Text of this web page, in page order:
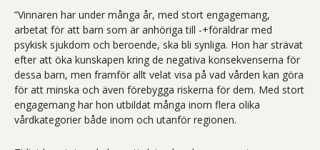
”Vinnaren har under många år, med stort engagemang,
arbetat för att barn som är anhöriga till -+föräldrar med
psykisk sjukdom och beroende, ska bli synliga. Hon har strävat
efter att öka kunskapen kring de negativa konsekvenserna för
dessa barn, men framför allt velat visa på vad vården kan göra
för att minska och även förebygga riskerna för dem. Med stort
engagemang har hon utbildat många inom flera olika
vårdkategorier både inom och utanför regionen.